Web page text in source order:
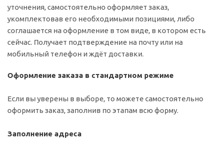
уточнения, самостоятельно оформляет заказ,
укомплектовав его необходимыми позициями, либо
соглашается на оформление в том виде, в котором есть
сейчас. Получает подтверждение на почту или на
мобильный телефон и ждёт доставки.
Оформление заказа в стандартном режиме
Если вы уверены в выборе, то можете самостоятельно
оформить заказ, заполнив по этапам всю форму.
Заполнение адреса